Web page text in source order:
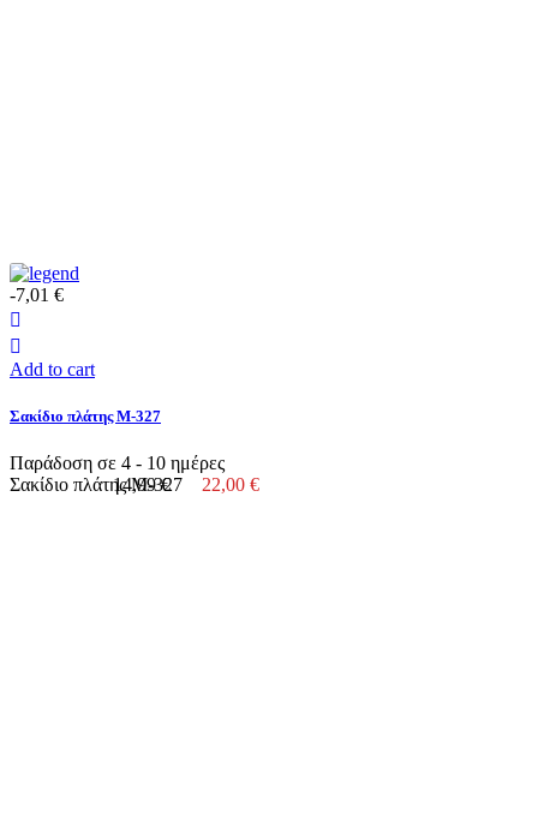
-7,01 €
Add to cart
Σακίδιο πλάτης M-327
Παράδοση σε 4 - 10 ημέρες
14,99 €
22,00 €
Σακίδιο πλάτης M-327